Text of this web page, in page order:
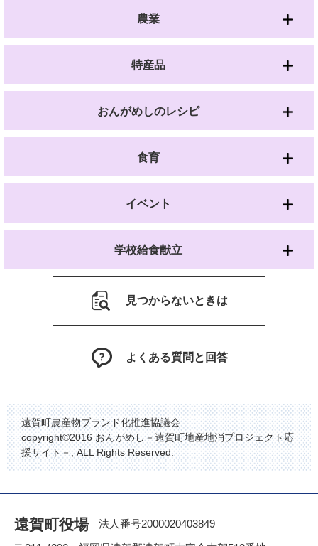
農業
特産品
おんがめしのレシピ
食育
イベント
学校給食献立
見つからないときは
よくある質問と回答
遠賀町農産物ブランド化推進協議会
copyright©2016 おんがめし－遠賀町地産地消プロジェクト応
援サイト－, ALL Rights Reserved.
遠賀町役場
法人番号2000020403849